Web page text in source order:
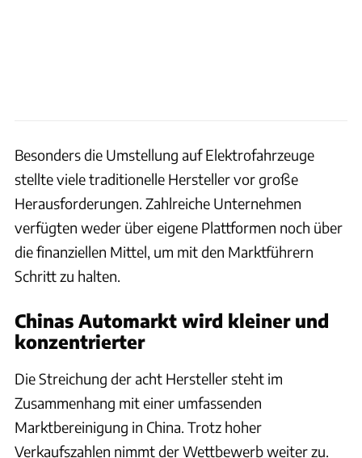
Besonders die Umstellung auf Elektrofahrzeuge
stellte viele traditionelle Hersteller vor große
Herausforderungen. Zahlreiche Unternehmen
verfügten weder über eigene Plattformen noch über
die finanziellen Mittel, um mit den Marktführern
Schritt zu halten.
Chinas Automarkt wird kleiner und
konzentrierter
Die Streichung der acht Hersteller steht im
Zusammenhang mit einer umfassenden
Marktbereinigung in China. Trotz hoher
Verkaufszahlen nimmt der Wettbewerb weiter zu.